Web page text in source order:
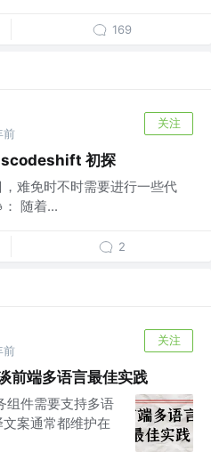
169
前
关注
初探
难免时不时需要进行一些代
随着...
2
前
关注
前端多语言最佳实践
组件需要支持多语
案通常都维护在